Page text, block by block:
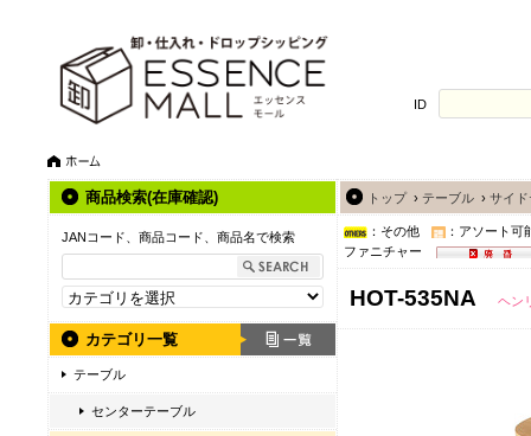
ID
商品検索(在庫確認)
JANコード、商品コード、商品名で検索
カテゴリ一覧
テーブル
センターテーブル
トップ› テーブル › サイ
：その他
：アソート可
ファニチャー
HOT-535NA ヘン